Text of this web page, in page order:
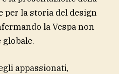
per la storia del design
la Vespa non
appassionati,